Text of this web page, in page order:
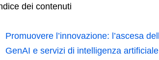
dei contenuti
Promuovere l’innovazione: l’ascesa
GenAI e servizi di intelligenza